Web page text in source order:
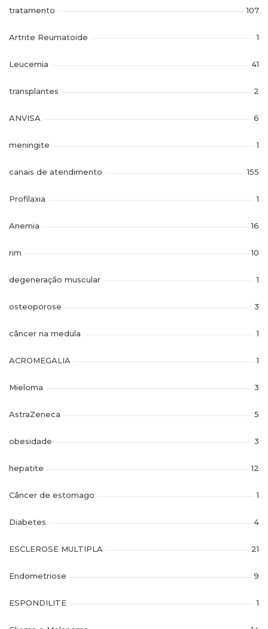
tratamento 107
Artrite Reumatoide 1
Leucemia 41
transplantes 2
ANVISA 6
meningite 1
canais de atendimento 155
Profilaxia 1
Anemia 16
rim 10
degeneração muscular 1
osteoporose 3
câncer na medula 1
ACROMEGALIA 1
Mieloma 3
AstraZeneca 5
obesidade 3
hepatite 12
Câncer de estomago 1
Diabetes 4
ESCLEROSE MULTIPLA 21
Endometriose 9
ESPONDILITE 1